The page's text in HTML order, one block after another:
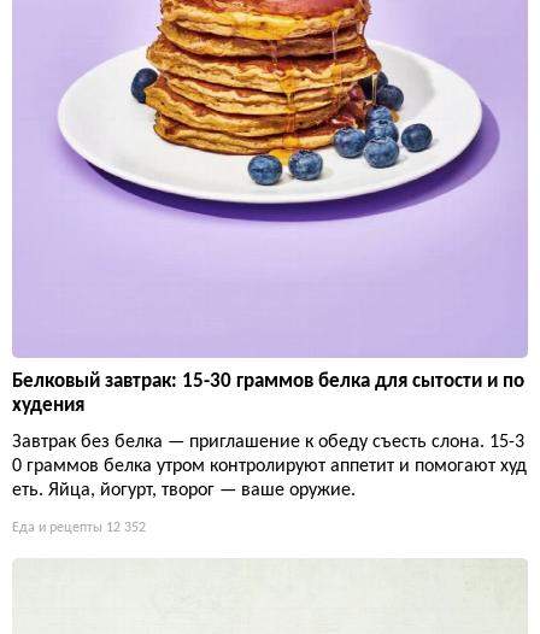
Белковый завтрак: 15-30 граммов белка для сытости и по
худения
Завтрак без белка — приглашение к обеду съесть слона. 15-3
0 граммов белка утром контролируют аппетит и помогают худ
еть. Яйца, йогурт, творог — ваше оружие.
Еда и рецепты 12 352